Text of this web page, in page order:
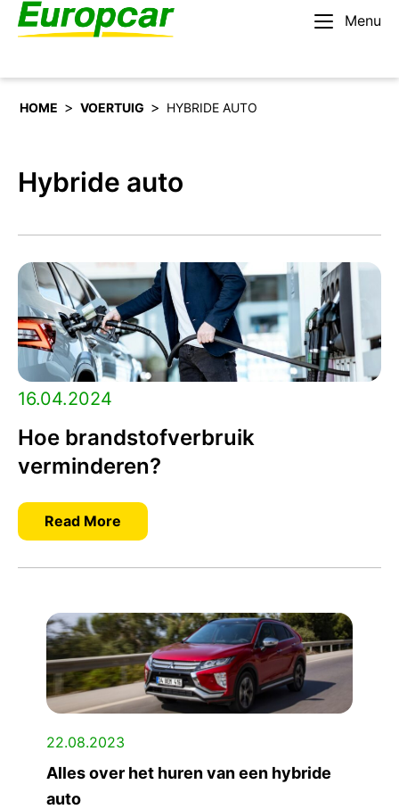
Menu
Nederlands – BE
HOME > VOERTUIG > HYBRIDE AUTO
Hybride auto
16.04.2024
Hoe brandstofverbruik
verminderen?
Read More
22.08.2023
Alles over het huren van een hybride
auto